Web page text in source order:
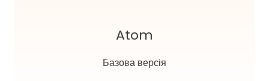
Atom
Базова версія